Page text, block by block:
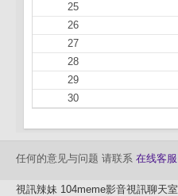
25
26
27
28
29
30
任何的意见与问题 请联系 在线客服
視訊辣妹 104meme影音視訊聊天室